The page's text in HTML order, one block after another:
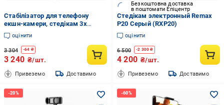
Стабілізатор для телефону
екшн-камери, стедікам 3х
осьовий з АКБ, S5 Gimbal
оцінити
3 304 -64 ₴
3 240 ₴/шт.
Привеземо Доставимо
Безкоштовна доставка
в поштомати Епіцентр
Стедікам электронный Remax
P20 Серый (RXP20)
оцінити
6 500 -2 300 ₴
4 200 ₴/шт.
Привеземо Доставимо